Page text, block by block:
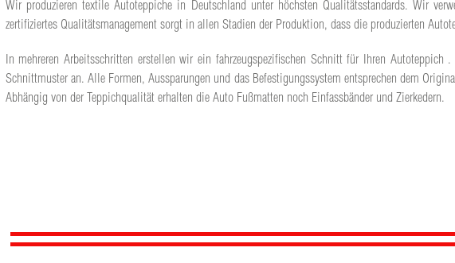
Wir produzieren textile Autoteppiche in Deutschland unter höchsten Qualitätsstandards. Wir
zertifiziertes Qualitätsmanagement sorgt in allen Stadien der Produktion, dass die produzierten
In mehreren Arbeitsschritten erstellen wir ein fahrzeugspezifischen Schnitt für Ihren
Schnittmuster an. Alle Formen, Aussparungen und das Befestigungssystem entsprechen dem
Abhängig von der Teppichqualität erhalten die Auto Fußmatten noch Einfassbänder und Zierkedern.